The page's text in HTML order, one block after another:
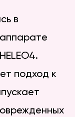
в
подход к